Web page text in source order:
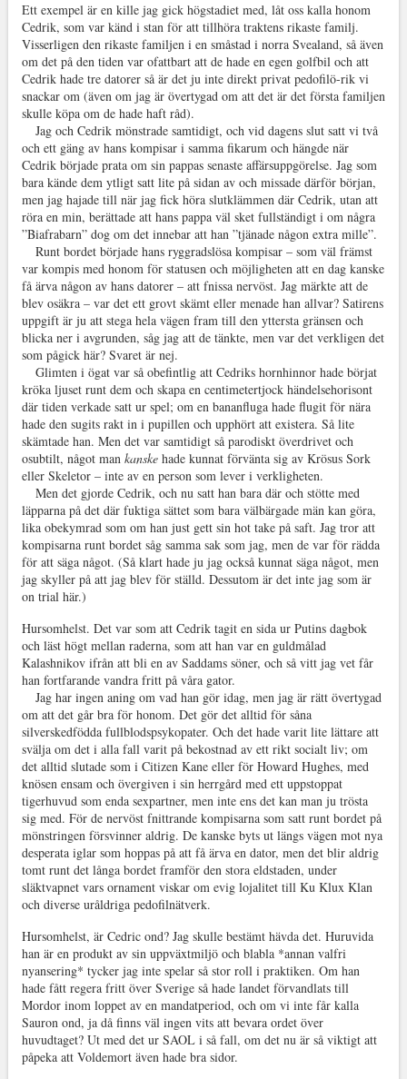
Ett exempel är en kille jag gick högstadiet med, låt oss kalla honom
Cedrik, som var känd i stan för att tillhöra traktens rikaste familj.
Visserligen den rikaste familjen i en småstad i norra Svealand, så även
om det på den tiden var ofattbart att de hade en egen golfbil och att
Cedrik hade tre datorer så är det ju inte direkt privat pedofilö-rik vi
snackar om (även om jag är övertygad om att det är det första familjen
skulle köpa om de hade haft råd).
Jag och Cedrik mönstrade samtidigt, och vid dagens slut satt vi två
och ett gäng av hans kompisar i samma fikarum och hängde när
Cedrik började prata om sin pappas senaste affärsuppgörelse. Jag som
bara kände dem ytligt satt lite på sidan av och missade därför början,
men jag hajade till när jag fick höra slutklämmen där Cedrik, utan att
röra en min, berättade att hans pappa väl sket fullständigt i om några
”Biafrabarn” dog om det innebar att han ”tjänade någon extra mille”.
Runt bordet började hans ryggradslösa kompisar – som väl främst
var kompis med honom för statusen och möjligheten att en dag kanske
få ärva någon av hans datorer – att fnissa nervöst. Jag märkte att de
blev osäkra – var det ett grovt skämt eller menade han allvar? Satirens
uppgift är ju att stega hela vägen fram till den yttersta gränsen och
blicka ner i avgrunden, såg jag att de tänkte, men var det verkligen det
som pågick här? Svaret är nej.
Glimten i ögat var så obefintlig att Cedriks hornhinnor hade börjat
kröka ljuset runt dem och skapa en centimetertjock händelsehorisont
där tiden verkade satt ur spel; om en bananfluga hade flugit för nära
hade den sugits rakt in i pupillen och upphört att existera. Så lite
skämtade han. Men det var samtidigt så parodiskt överdrivet och
osubtilt, något man kanskehade kunnat förvänta sig av Krösus Sork
eller Skeletor – inte av en person som lever i verkligheten.
Men det gjorde Cedrik, och nu satt han bara där och stötte med
läpparna på det där fuktiga sättet som bara välbärgade män kan göra,
lika obekymrad som om han just gett sin hot take på saft. Jag tror att
kompisarna runt bordet såg samma sak som jag, men de var för rädda
för att säga något. (Så klart hade ju jag också kunnat säga något, men
jag skyller på att jag blev för ställd. Dessutom är det inte jag som är
on trial här.)
Hursomhelst. Det var som att Cedrik tagit en sida ur Putins dagbok
och läst högt mellan raderna, som att han var en guldmålad
Kalashnikov ifrån att bli en av Saddams söner, och så vitt jag vet får
han fortfarande vandra fritt på våra gator.
Jag har ingen aning om vad han gör idag, men jag är rätt övertygad
om att det går bra för honom. Det gör det alltid för såna
silverskedfödda fullblodspsykopater. Och det hade varit lite lättare att
svälja om det i alla fall varit på bekostnad av ett rikt socialt liv; om
det alltid slutade som i Citizen Kane eller för Howard Hughes, med
knösen ensam och övergiven i sin herrgård med ett uppstoppat
tigerhuvud som enda sexpartner, men inte ens det kan man ju trösta
sig med. För de nervöst fnittrande kompisarna som satt runt bordet på
mönstringen försvinner aldrig. De kanske byts ut längs vägen mot nya
desperata iglar som hoppas på att få ärva en dator, men det blir aldrig
tomt runt det långa bordet framför den stora eldstaden, under
släktvapnet vars ornament viskar om evig lojalitet till Ku Klux Klan
och diverse uråldriga pedofilnätverk.
Hursomhelst, är Cedric ond? Jag skulle bestämt hävda det. Huruvida
han är en produkt av sin uppväxtmiljö och blabla *annan valfri
nyansering* tycker jag inte spelar så stor roll i praktiken. Om han
hade fått regera fritt över Sverige så hade landet förvandlats till
Mordor inom loppet av en mandatperiod, och om vi inte får kalla
Sauron ond, ja då finns väl ingen vits att bevara ordet över
huvudtaget? Ut med det ur SAOL i så fall, om det nu är så viktigt att
påpeka att Voldemort även hade bra sidor.